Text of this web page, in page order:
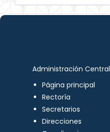
Administración Central
Página principal
Rectoría
Secretarios
Direcciones